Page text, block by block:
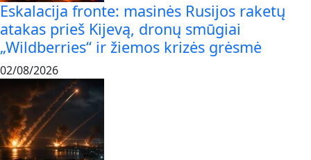
Eskalacija fronte: masinės Rusijos raketų
atakas prieš Kijevą, dronų smūgiai
„Wildberries“ ir žiemos krizės grėsmė
02/08/2026